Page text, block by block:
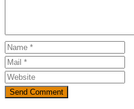
Send Comment